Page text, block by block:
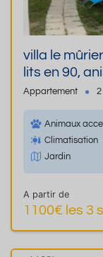
villa le mûrier 2 T2
lits en 90, animal accepté RDC terrasse
jardin et
Appartement 2
Animaux
Climatisation
Jardin
A partir de
1100€ les 3